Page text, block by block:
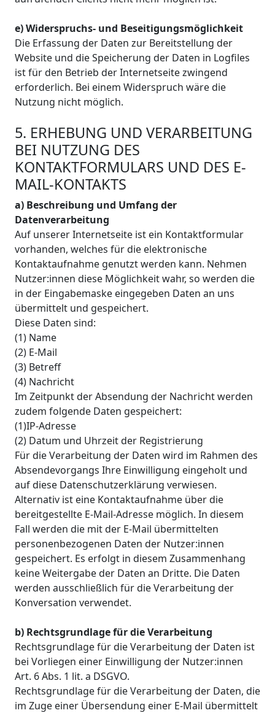
e) Widerspruchs- und Beseitigungsmöglichkeit
Die Erfassung der Daten zur Bereitstellung der
Website und die Speicherung der Daten in Logfiles
ist für den Betrieb der Internetseite zwingend
erforderlich. Bei einem Widerspruch wäre die
Nutzung nicht möglich.
5. ERHEBUNG UND VERARBEITUNG
BEI NUTZUNG DES
KONTAKTFORMULARS UND DES E-
MAIL-KONTAKTS
a) Beschreibung und Umfang der
Datenverarbeitung
Auf unserer Internetseite ist ein Kontaktformular
vorhanden, welches für die elektronische
Kontaktaufnahme genutzt werden kann. Nehmen
Nutzer:innen diese Möglichkeit wahr, so werden die
in der Eingabemaske eingegeben Daten an uns
übermittelt und gespeichert.
Diese Daten sind:
(1) Name
(2) E-Mail
(3) Betreff
(4) Nachricht
Im Zeitpunkt der Absendung der Nachricht werden
zudem folgende Daten gespeichert:
(1)IP-Adresse
(2) Datum und Uhrzeit der Registrierung
Für die Verarbeitung der Daten wird im Rahmen des
Absendevorgangs Ihre Einwilligung eingeholt und
auf diese Datenschutzerklärung verwiesen.
Alternativ ist eine Kontaktaufnahme über die
bereitgestellte E-Mail-Adresse möglich. In diesem
Fall werden die mit der E-Mail übermittelten
personenbezogenen Daten der Nutzer:innen
gespeichert. Es erfolgt in diesem Zusammenhang
keine Weitergabe der Daten an Dritte. Die Daten
werden ausschließlich für die Verarbeitung der
Konversation verwendet.
b) Rechtsgrundlage für die Verarbeitung
Rechtsgrundlage für die Verarbeitung der Daten ist
bei Vorliegen einer Einwilligung der Nutzer:innen
Art. 6 Abs. 1 lit. a DSGVO.
Rechtsgrundlage für die Verarbeitung der Daten, die
im Zuge einer Übersendung einer E-Mail übermittelt